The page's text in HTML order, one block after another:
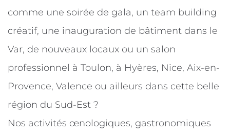
comme une soirée de gala, un team building
créatif, une inauguration de bâtiment dans le
Var, de nouveaux locaux ou un salon
professionnel à Toulon, à Hyères, Nice, Aix-en-
Provence, Valence ou ailleurs dans cette belle
région du Sud-Est ?
Nos activités œnologiques, gastronomiques